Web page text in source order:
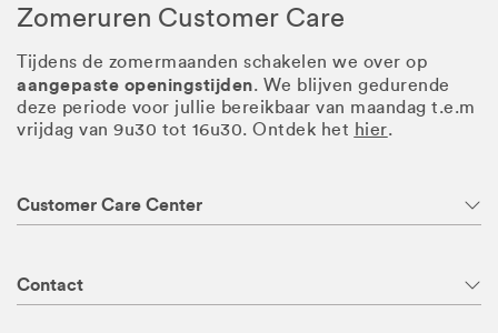
Zomeruren Customer Care
Tijdens de zomermaanden schakelen we over op
aangepaste openingstijden. We blijven gedurende
deze periode voor jullie bereikbaar van maandag t.e.m
vrijdag van 9u30 tot 16u30. Ontdek het hier.
Customer Care Center
Contact